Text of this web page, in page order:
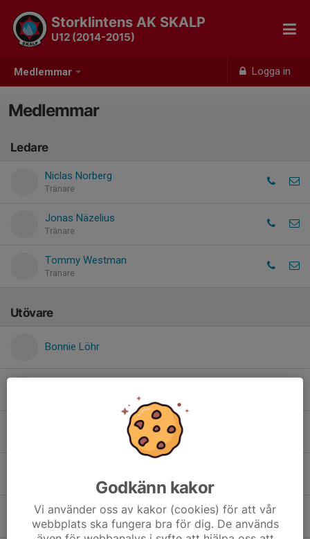
Medlemmar Logga in
Storklintens AK SKALP
U12 (2014-2015)
Medlemmar
Ledare
Niclas Norberg
Tränare
Jonas Näzelius
Tränare
Tommy Westman
Tränare
Utövare
Bonnie Löhr
Freja Petersson Ajax
Lea Näzelius
Godkänn kakor
Vi använder oss av kakor (cookies) för att vår
webbplats ska fungera bra för dig. De används